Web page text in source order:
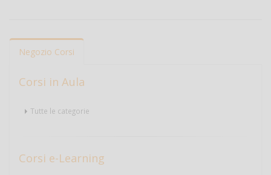
Negozio Corsi
Corsi in Aula
Tutte le categorie
Corsi e-Learning